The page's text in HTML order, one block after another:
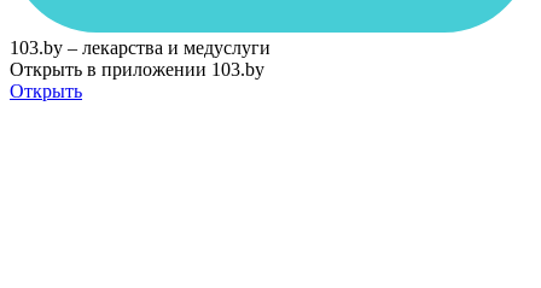
103.by – лекарства и медуслуги
Открыть в приложении 103.by
Открыть